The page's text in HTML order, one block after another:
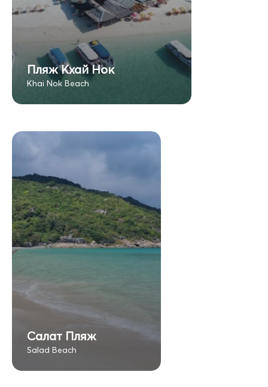
Пляж Кхай Нок
Khai Nok Beach
Салат Пляж
Salad Beach